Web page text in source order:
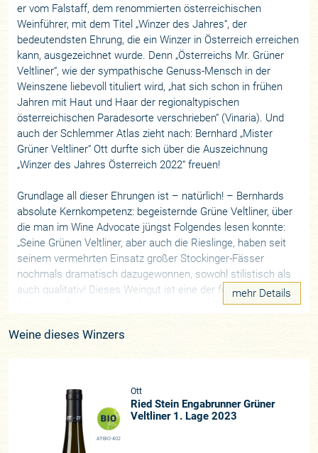
er vom Falstaff, dem renommierten österreichischen
Weinführer, mit dem Titel „Winzer des Jahres“, der
bedeutendsten Ehrung, die ein Winzer in Österreich erreichen
kann, ausgezeichnet wurde. Denn „Österreichs Mr. Grüner
Veltliner“, wie der sympathische Genuss-Mensch in der
Weinszene liebevoll tituliert wird, „hat sich schon in frühen
Jahren mit Haut und Haar der regionaltypischen
österreichischen Paradesorte verschrieben“ (Vinaria). Und
auch der Schlemmer Atlas zieht nach: Bernhard „Mister
Grüner Veltliner“ Ott durfte sich über die Auszeichnung
„Winzer des Jahres Österreich 2022“ freuen!
Grundlage all dieser Ehrungen ist – natürlich! – Bernhards
absolute Kernkompetenz: begeisternde Grüne Veltliner, über
die man im Wine Advocate jüngst Folgendes lesen konnte:
„Seine Grünen Veltliner, aber auch die Rieslinge, haben seit
seinem vermehrten Einsatz großer Stockinger-Fässer
nochmals dramatisch dazugewonnen, sowohl stilistisch als
auch qualitativ! Dieses Weingut ist eine der feinsten
Adressen Österreichs, ich könnte zu jeder Zeit Ott-Weine
„Der Grüne Veltliner ist unsere Chance. Der wächst
Eigentlich ist Bernhard Ott, ein sinnenfroher, ausgeglichener,
barocker Genussmensch, so schnell nicht aus der Ruhe zu
bringen. Doch wenn die Rede auf „seinen“ Grünen Veltliner
mehr Details
Weine dieses Winzers
AT-BIO-402
Ott
Ried Stein Engabrunner Grüner
Veltliner 1. Lage 2023